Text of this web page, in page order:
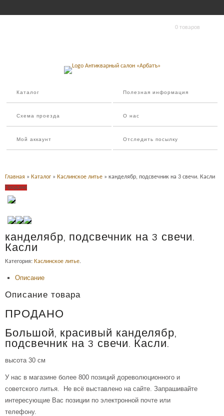
0 товаров
Каталог Полезная информация
Схема проезда О нас
Мой аккаунт Отследить посылку
Главная » Каталог » Каслинское литье » канделябр, подсвечник на 3 свечи. Касли
Продано
канделябр, подсвечник на 3 свечи.
Касли
Категория: Каслинское литье.
Описание
Описание товара
ПРОДАНО
Большой, красивый канделябр,
подсвечник на 3 свечи. Касли.
высота 30 см
У нас в магазине более 800 позиций дореволюционного и
советского литья. Не всё выставлено на сайте. Запрашивайте
интересующие Вас позиции по электронной почте или
телефону.